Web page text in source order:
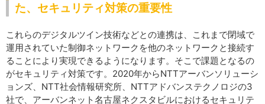
た、セキュリティ対策の重要性
これらのデジタルツイン技術などとの連携は、これまで閉域で
運用されていた制御ネットワークを他のネットワークと接続す
ることにより実現できるようになります。そこで課題となるの
がセキュリティ対策です。2020年からNTTアーバンソリューシ
ョンズ、NTT社会情報研究所、NTTアドバンステクノロジの3
社で、アーバンネット名古屋ネクスタビルにおけるセキュリテ